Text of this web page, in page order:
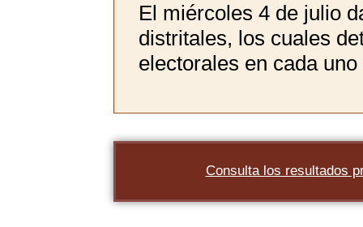
El miércoles 4 de julio
distritales, los cuales
electorales en cada
Consulta los resultados